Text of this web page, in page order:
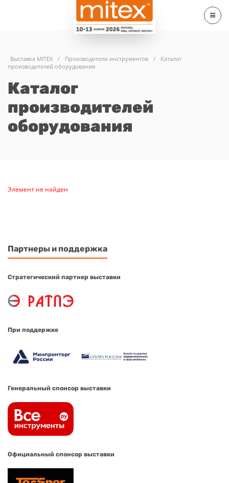
Выставка MITEX / Производители инструментов /
Каталог
производителей оборудования
Каталог
производителей
оборудования
Элемент не найден
Партнеры и поддержка
Стратегический партнер выставки
При поддержке
Генеральный спонсор выставки
Официальный спонсор выставки